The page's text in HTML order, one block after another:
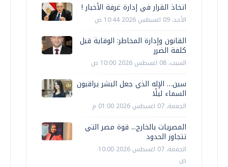
اتخاذ القرار في إدارة غرفة الأخبار !
الأحد، 09 اغسطس 2026 10:44 ص
القانون وإدارة المخاطر: الوقاية قبل
كلفة الضرر
السبت، 08 اغسطس 2026 10:00 ص
سين… الإله الذي جعل البشر يراقبون
السماء ليلًا
الجمعة، 07 اغسطس 2026 01:00 م
المصريات بالخارج... قوة مصر التي
تتجاوز الحدود
الجمعة، 07 اغسطس 2026 10:00
ص